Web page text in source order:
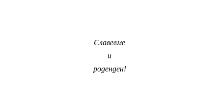
Славевме
и
роденден!